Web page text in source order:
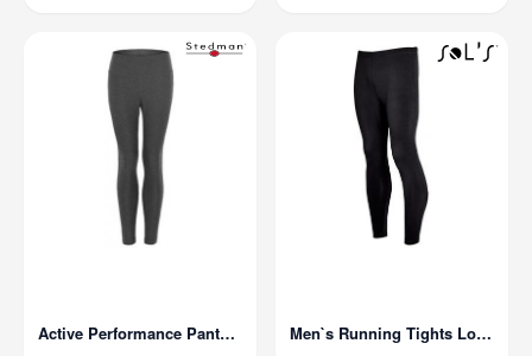
Active Performance Pants for women Men`s Running Tights London